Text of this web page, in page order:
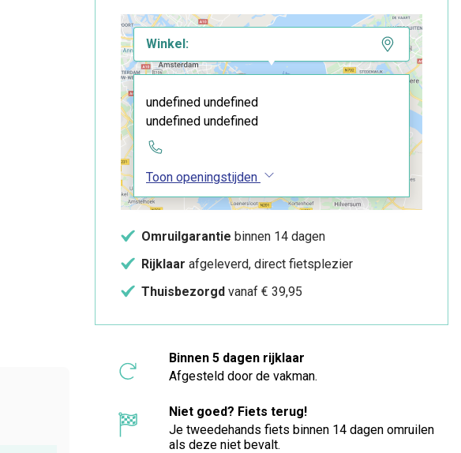
Winkel:
undefined undefined
undefined undefined
Toon openingstijden
Omruilgarantie binnen 14 dagen
Rijklaar afgeleverd, direct fietsplezier
Thuisbezorgd vanaf € 39,95
Binnen 5 dagen rijklaar
Afgesteld door de vakman.
Niet goed? Fiets terug!
Je tweedehands fiets binnen 14 dagen omruilen
als deze niet bevalt.